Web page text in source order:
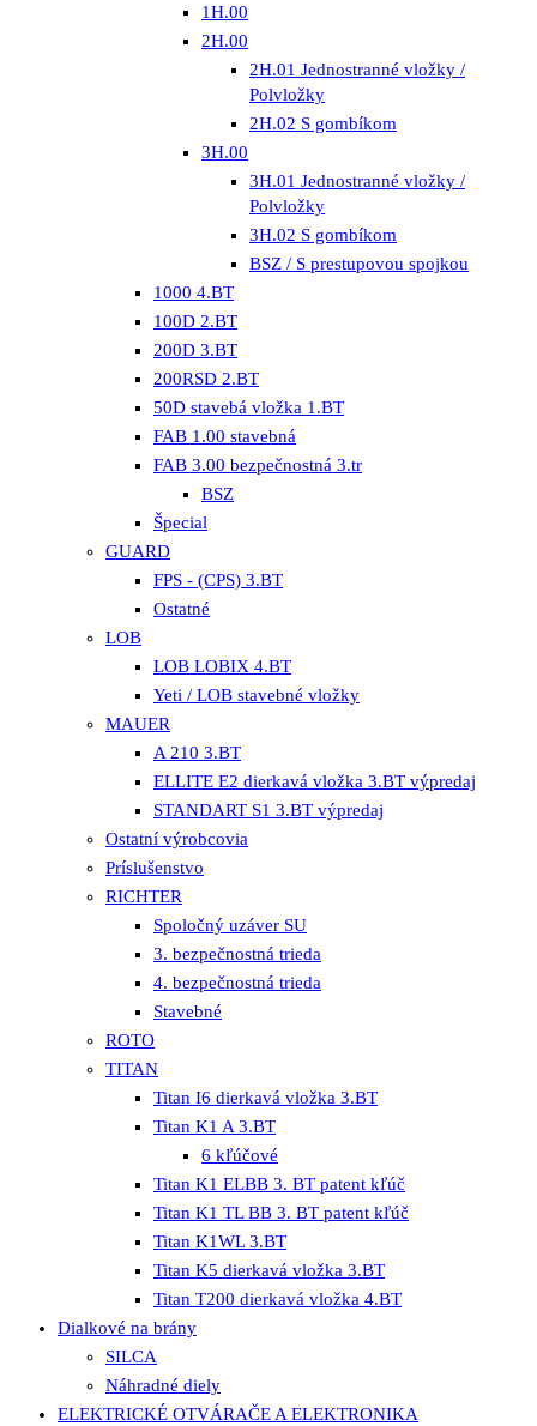
1H.00
2H.00
2H.01 Jednostranné vložky /
Polvložky
2H.02 S gombíkom
3H.00
3H.01 Jednostranné vložky /
Polvložky
3H.02 S gombíkom
BSZ / S prestupovou spojkou
1000 4.BT
100D 2.BT
200D 3.BT
200RSD 2.BT
50D stavebá vložka 1.BT
FAB 1.00 stavebná
FAB 3.00 bezpečnostná 3.tr
BSZ
Špecial
GUARD
FPS - (CPS) 3.BT
Ostatné
LOB
LOB LOBIX 4.BT
Yeti / LOB stavebné vložky
MAUER
A 210 3.BT
ELLITE E2 dierkavá vložka 3.BT výpredaj
STANDART S1 3.BT výpredaj
Ostatní výrobcovia
Príslušenstvo
RICHTER
Spoločný uzáver SU
3. bezpečnostná trieda
4. bezpečnostná trieda
Stavebné
ROTO
TITAN
Titan I6 dierkavá vložka 3.BT
Titan K1 A 3.BT
6 kľúčové
Titan K1 ELBB 3. BT patent kľúč
Titan K1 TL BB 3. BT patent kľúč
Titan K1WL 3.BT
Titan K5 dierkavá vložka 3.BT
Titan T200 dierkavá vložka 4.BT
Dialkové na brány
SILCA
Náhradné diely
ELEKTRICKÉ OTVÁRAČE A ELEKTRONIKA